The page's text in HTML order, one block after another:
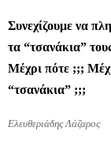
Συνεχίζουμε να
τα “τσανάκια”
Μέχρι πότε ;;;
“τσανάκια” ;;;
Ελευθεριάδης Λάζαρος